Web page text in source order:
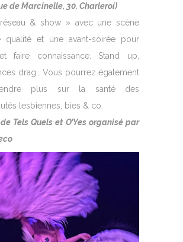
de Marcinelle, 30. Charleroi)
& show » avec une scène
qualité et une avant-soirée pour
faire connaissance. Stand up,
drag… Vous pourrez également
plus sur la santé des
lesbiennes, bies & co.
Tels Quels et O’Yes organisé par